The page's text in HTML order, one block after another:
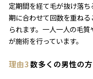
定期間を経て毛が抜け落
期に合わせて回数を重ね
られます。一人一人の毛
が施術を行っています。
理由3数多くの男性の